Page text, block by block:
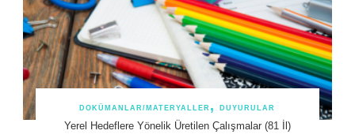
DOKÜMANLAR/MATERYALLER DUYURULAR
Yerel Hedeflere Yönelik Üretilen Çalışmalar (81 İl)